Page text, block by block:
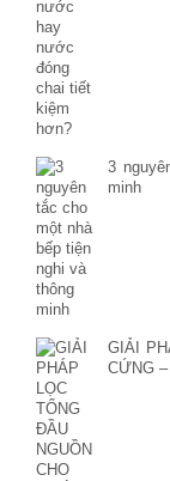
3
minh
GIẢI
CỨNG